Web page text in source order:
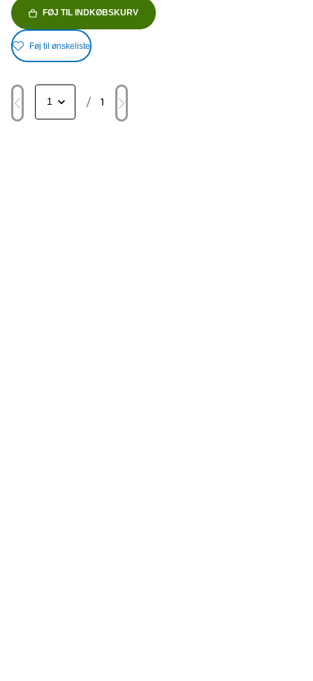
FØJ TIL INDKØBSKURV
Føj til ønskeliste
/ 1